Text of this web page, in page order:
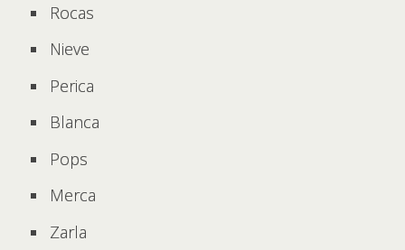
Rocas
Nieve
Perica
Blanca
Pops
Merca
Zarla